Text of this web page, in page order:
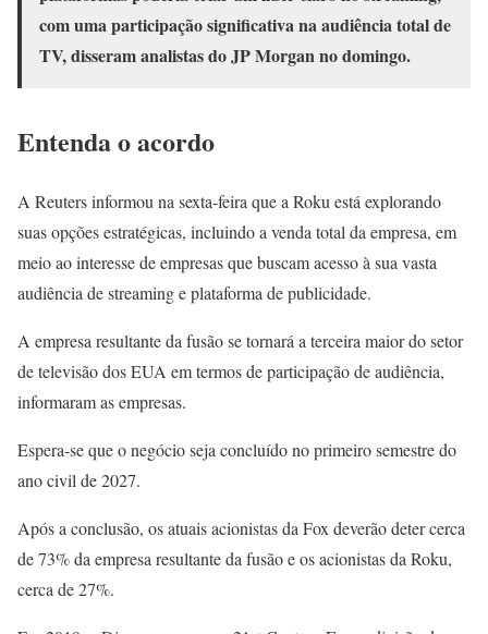
com uma participação significativa na audiência total de
TV, disseram analistas do JP Morgan no domingo.
Entenda o acordo
A Reuters informou na sexta-feira que a Roku está explorando
suas opções estratégicas, incluindo a venda total da empresa, em
meio ao interesse de empresas que buscam acesso à sua vasta
audiência de streaming e plataforma de publicidade.
A empresa resultante da fusão se tornará a terceira maior do setor
de televisão dos EUA em termos de participação de audiência,
informaram as empresas.
Espera-se que o negócio seja concluído no primeiro semestre do
ano civil de 2027.
Após a conclusão, os atuais acionistas da Fox deverão deter cerca
de 73% da empresa resultante da fusão e os acionistas da Roku,
cerca de 27%.